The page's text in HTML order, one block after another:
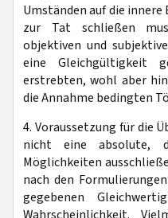
Umständen auf die
zur Tat schließen
objektiven und
eine Gleichgültigkeit
erstrebten, wohl aber
die Annahme bedingten
4. Voraussetzung für die
nicht eine absolute,
Möglichkeiten
nach den
gegebenen